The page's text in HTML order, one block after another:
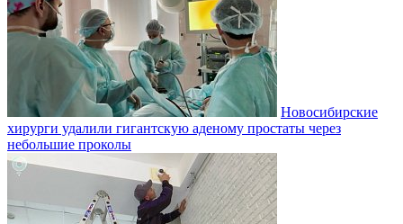
Новосибирские
хирурги удалили гигантскую аденому простаты через
небольшие проколы